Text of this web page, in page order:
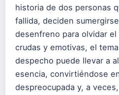
historia de dos personas
fallida, deciden
desenfreno para olvidar
crudas y emotivas, el
despecho puede llevar a
esencia, convirtiéndose
despreocupada y, a